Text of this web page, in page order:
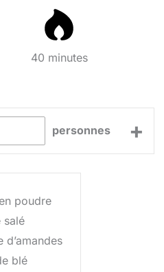
40 minutes
personnes +
poudre
salé
d’amandes
blé